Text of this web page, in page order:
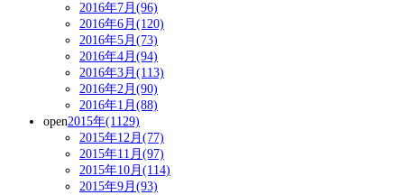
2016年7月(96)
2016年6月(120)
2016年5月(73)
2016年4月(94)
2016年3月(113)
2016年2月(90)
2016年1月(88)
open2015年(1129)
2015年12月(77)
2015年11月(97)
2015年10月(114)
2015年9月(93)